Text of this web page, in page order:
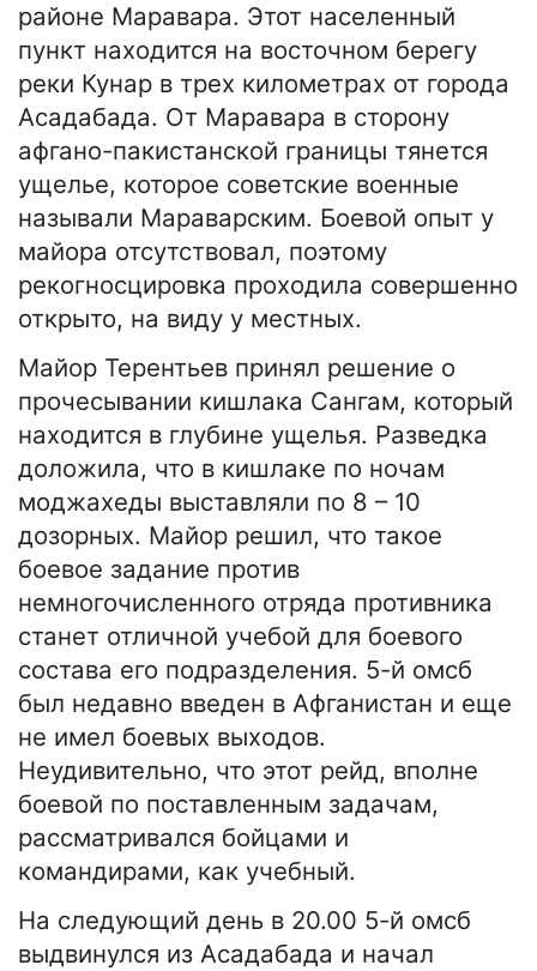
районе Маравара. Этот населенный
пункт находится на восточном берегу
реки Кунар в трех километрах от города
Асадабада. От Маравара в сторону
афгано-пакистанской границы тянется
ущелье, которое советские военные
называли Мараварским. Боевой опыт у
майора отсутствовал, поэтому
рекогносцировка проходила совершенно
открыто, на виду у местных.
Майор Терентьев принял решение о
прочесывании кишлака Сангам, который
находится в глубине ущелья. Разведка
доложила, что в кишлаке по ночам
моджахеды выставляли по 8 – 10
дозорных. Майор решил, что такое
боевое задание против
немногочисленного отряда противника
станет отличной учебой для боевого
состава его подразделения. 5-й омсб
был недавно введен в Афганистан и еще
не имел боевых выходов.
Неудивительно, что этот рейд, вполне
боевой по поставленным задачам,
рассматривался бойцами и
командирами, как учебный.
На следующий день в 20.00 5-й омсб
выдвинулся из Асадабада и начал